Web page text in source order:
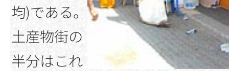
均)である。
土産物街の
半分はこれ